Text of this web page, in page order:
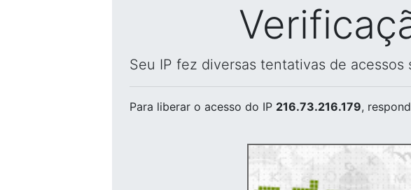
Seu IP fez diversas tentativas de
Para liberar o acesso do IP 216.73.216.179,